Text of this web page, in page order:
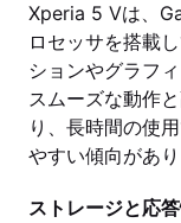
Xperia 5 Vは、
ロセッサを搭載
ションやグラフ
スムーズな動作
り、長時間の使
やすい傾向があ
ストレージと応